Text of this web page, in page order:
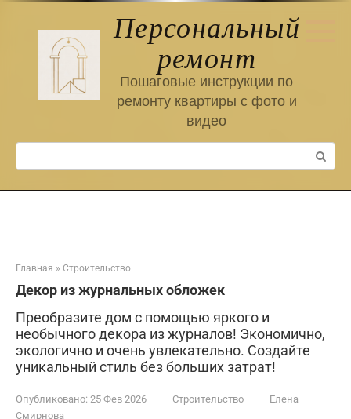
Персональный
ремонт
Пошаговые инструкции по
ремонту квартиры с фото и
видео
Поиск:
Главная » Строительство
Декор из журнальных обложек
Преобразите дом с помощью яркого и
необычного декора из журналов! Экономично,
экологично и очень увлекательно. Создайте
уникальный стиль без больших затрат!
Опубликовано: 25 Фев 2026 Строительство
Елена
Смирнова